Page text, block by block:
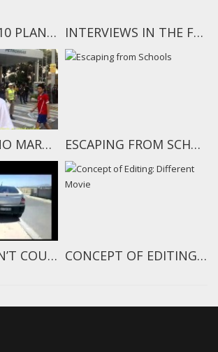
HISTÓRIA EM 10 PLANOS INTERVIEWS IN THE FAVELA
SEGURANÇA NO MARACANÄ ESCAPING FROM SCHOOLS
MONEY DOESN’T COUNT CONCEPT OF EDITING: DIFFERENT MOVIE